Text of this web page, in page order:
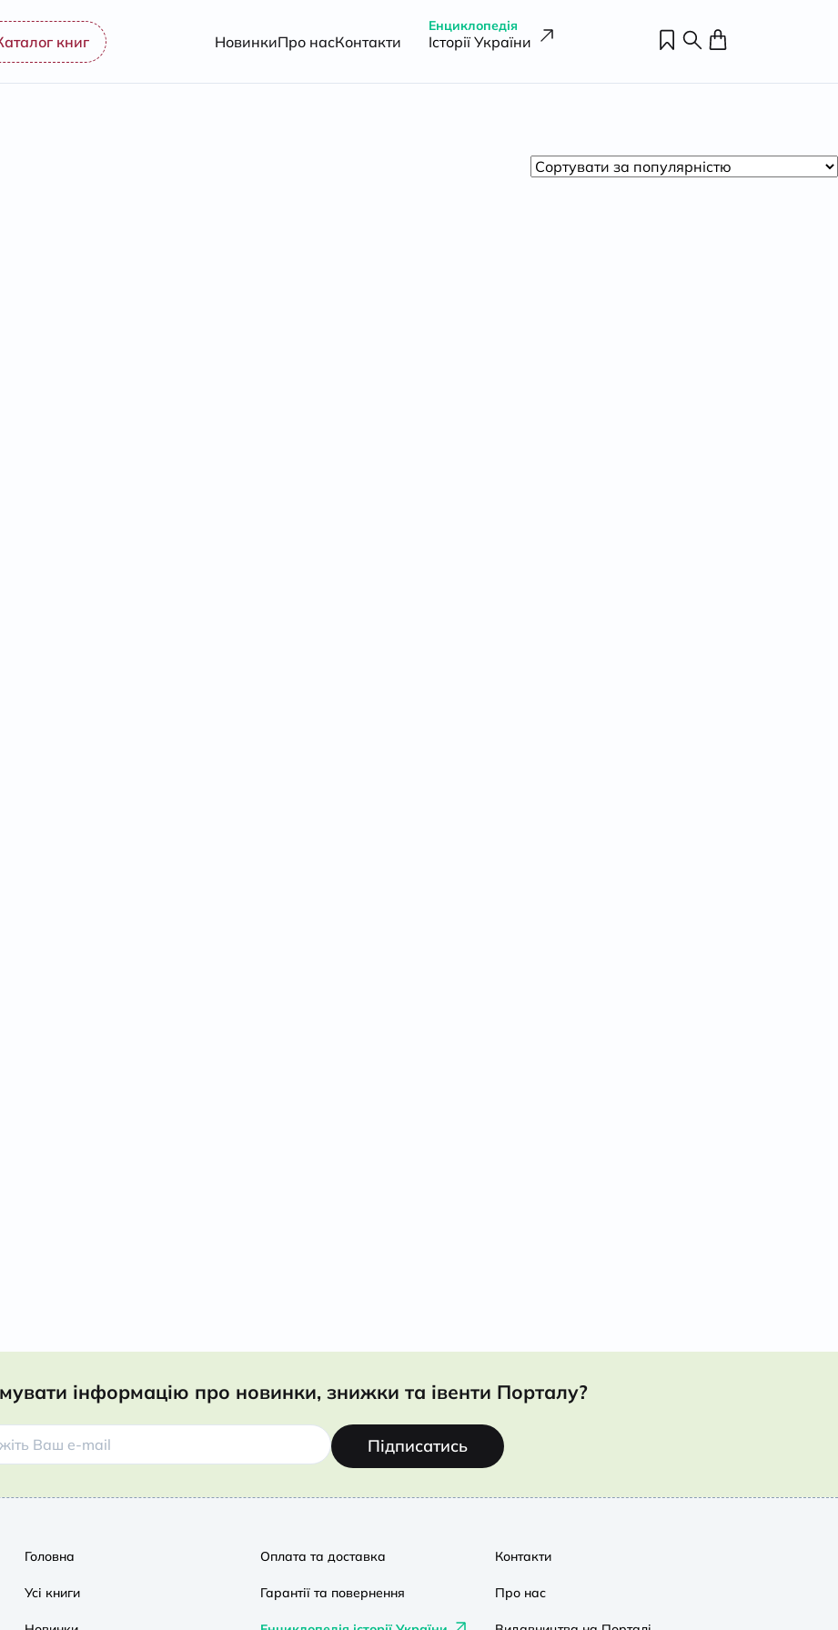
книг НовинкиПро насКонтакти
Енциклопедія
Історії України
інформацію про новинки, знижки та івенти Порталу?
Підписатись
Головна
Усі книги
Оплата та доставка
Гарантії та повернення
Контакти
Про нас